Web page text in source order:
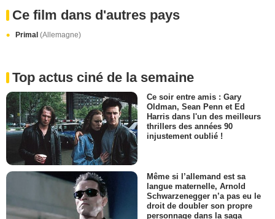
Ce film dans d'autres pays
Primal (Allemagne)
Top actus ciné de la semaine
Ce soir entre amis : Gary
Oldman, Sean Penn et Ed
Harris dans l'un des meilleurs
thrillers des années 90
injustement oublié !
Même si l’allemand est sa
langue maternelle, Arnold
Schwarzenegger n’a pas eu le
droit de doubler son propre
personnage dans la saga